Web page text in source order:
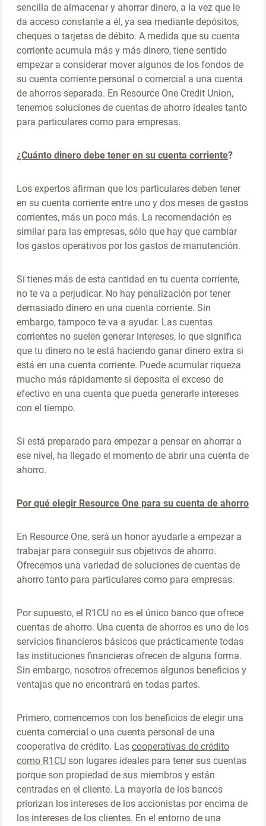
sencilla de almacenar y ahorrar dinero, a la vez que le
da acceso constante a él, ya sea mediante depósitos,
cheques o tarjetas de débito. A medida que su cuenta
corriente acumula más y más dinero, tiene sentido
empezar a considerar mover algunos de los fondos de
su cuenta corriente personal o comercial a una cuenta
de ahorros separada. En Resource One Credit Union,
tenemos soluciones de cuentas de ahorro ideales tanto
para particulares como para empresas.
¿Cuánto dinero debe tener en su cuenta corriente?
Los expertos afirman que los particulares deben tener
en su cuenta corriente entre uno y dos meses de gastos
corrientes, más un poco más. La recomendación es
similar para las empresas, sólo que hay que cambiar
los gastos operativos por los gastos de manutención.
Si tienes más de esta cantidad en tu cuenta corriente,
no te va a perjudicar. No hay penalización por tener
demasiado dinero en una cuenta corriente. Sin
embargo, tampoco te va a ayudar. Las cuentas
corrientes no suelen generar intereses, lo que significa
que tu dinero no te está haciendo ganar dinero extra si
está en una cuenta corriente. Puede acumular riqueza
mucho más rápidamente si deposita el exceso de
efectivo en una cuenta que pueda generarle intereses
con el tiempo.
Si está preparado para empezar a pensar en ahorrar a
ese nivel, ha llegado el momento de abrir una cuenta de
ahorro.
Por qué elegir Resource One para su cuenta de ahorro
En Resource One, será un honor ayudarle a empezar a
trabajar para conseguir sus objetivos de ahorro.
Ofrecemos una variedad de soluciones de cuentas de
ahorro tanto para particulares como para empresas.
Por supuesto, el R1CU no es el único banco que ofrece
cuentas de ahorro. Una cuenta de ahorros es uno de los
servicios financieros básicos que prácticamente todas
las instituciones financieras ofrecen de alguna forma.
Sin embargo, nosotros ofrecemos algunos beneficios y
ventajas que no encontrará en todas partes.
Primero, comencemos con los beneficios de elegir una
cuenta comercial o una cuenta personal de una
cooperativa de crédito. Las cooperativas de crédito
como R1CU son lugares ideales para tener sus cuentas
porque son propiedad de sus miembros y están
centradas en el cliente. La mayoría de los bancos
priorizan los intereses de los accionistas por encima de
los intereses de los clientes. En el entorno de una